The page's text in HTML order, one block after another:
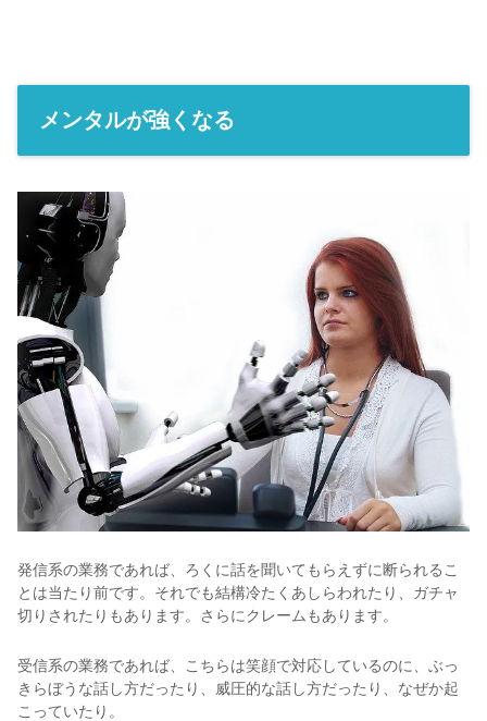
メンタルが強くなる
発信系の業務であれば、ろくに話を聞いてもらえずに断られるこ
とは当たり前です。それでも結構冷たくあしらわれたり、ガチャ
切りされたりもあります。さらにクレームもあります。
受信系の業務であれば、こちらは笑顔で対応しているのに、ぶっ
きらぼうな話し方だったり、威圧的な話し方だったり、なぜか起
こっていたり。